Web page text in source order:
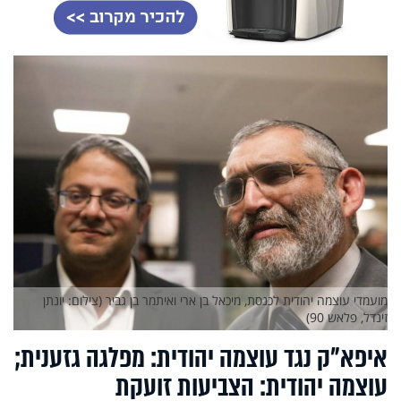
איפא"ק נגד עוצמה יהודית: מפלגה גזענית;
עוצמה יהודית: הצביעות זועקת
מועמדי עוצמה יהודית לכנסת, מיכאל בן ארי ואיתמר בן גביר (צילום: יונתן
זינדל, פלאש 90)